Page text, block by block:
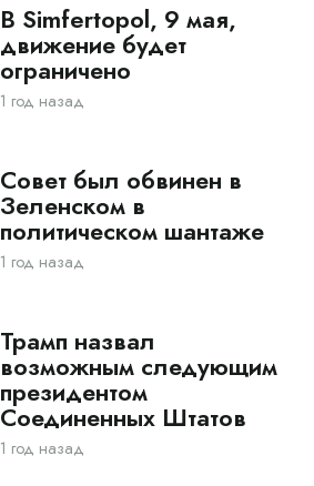
В Simfertopol, 9 мая,
движение будет
ограничено
1 год назад
Совет был обвинен в
Зеленском в
политическом шантаже
1 год назад
Трамп назвал
возможным следующим
президентом
Соединенных Штатов
1 год назад